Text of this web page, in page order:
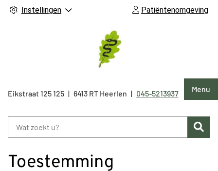
Instellingen Patiëntenomgeving
Menu
Eikstraat 125125 6413 RT Heerlen Tel:
045-5213937
Toestemming